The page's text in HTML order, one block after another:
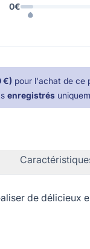
0€
€) pour l'achat de ce
enregistrés
de